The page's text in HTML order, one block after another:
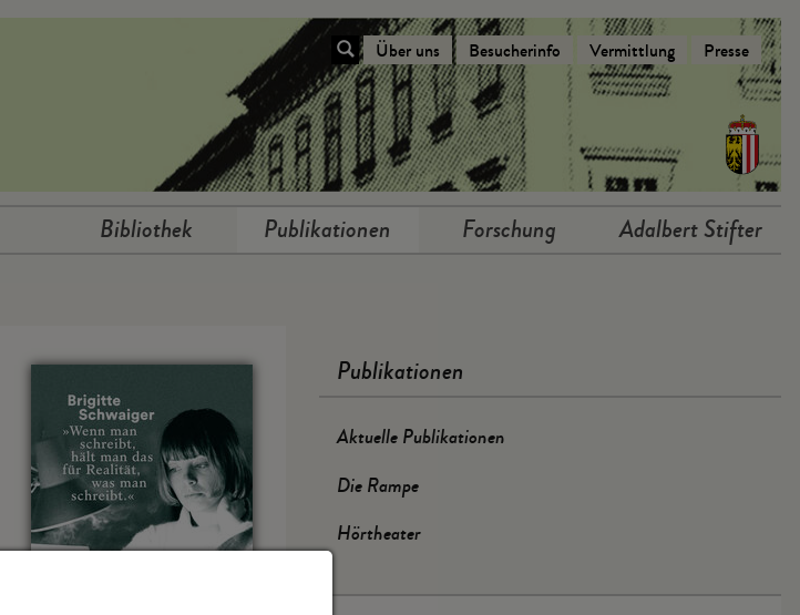
Navigation Über das Stifterhaus
Über uns Besucherinfo Vermittlung Presse
Bibliothek Publikationen Forschung Adalbert Stifter
Publikationen
Aktuelle Publikationen
Die Rampe
Hörtheater